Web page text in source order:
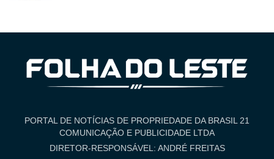
PORTAL DE NOTÍCIAS DE PROPRIEDADE DA BRASIL 21
COMUNICAÇÃO E PUBLICIDADE LTDA
DIRETOR-RESPONSÁVEL: ANDRÉ FREITAS